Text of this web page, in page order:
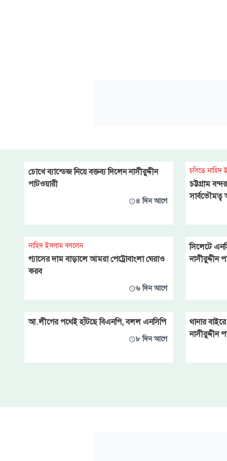
চোখে ব্যান্ডেজ নিয়ে বক্তব্য দিলেন নাসীরুদ্দীন
পাটওয়ারী
৪ দিন আগে
চবিতে নাহিদ
চট্টগ্রাম
নাহিদ ইসলাম বললেন
গ্যাসের দাম বাড়ালে আমরা পেট্রোবাংলা ঘেরাও
করব
৬ দিন আগে
সিলেটে
নাসীরুদ্দীন
আ.লীগের পথেই হাঁটছে বিএনপি, বলল এনসিপি
৮ দিন আগে
থানার
নাসীরুদ্দীন